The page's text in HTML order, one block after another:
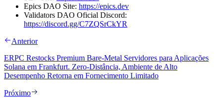
Epics DAO Site: https://epics.dev
Validators DAO Oficial Discord:
https://discord.gg/C7ZQSrCkYR
Anterior
ERPC Restocks Premium Bare-Metal Servidores para Aplicações
Solana em Frankfurt. Zero-Distância, Ambiente de Alto
Desempenho Retorna em Fornecimento Limitado
Próximo